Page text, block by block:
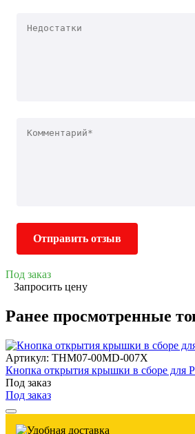
Отправить отзыв
Под заказ
Запросить цену
Ранее просмотренные
Артикул: THM07-00MD-007X
Кнопка открытия крышки в сборе для
Под заказ
Под заказ